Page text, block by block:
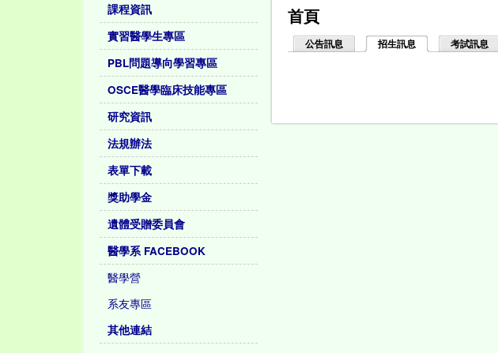
首頁
公告訊息 招生訊息 (作用中頁籤)考試訊息
課程資訊
實習醫學生專區
PBL問題導向學習專區
OSCE醫學臨床技能專區
研究資訊
法規辦法
表單下載
獎助學金
遺體受贈委員會
醫學系 FACEBOOK
醫學營
系友專區
其他連結